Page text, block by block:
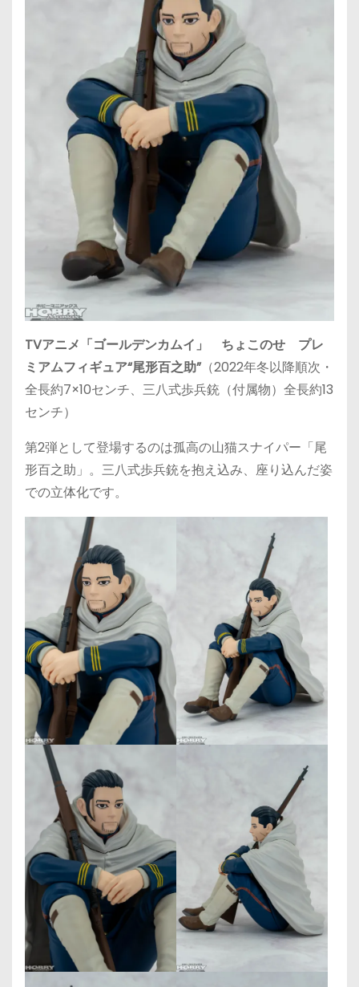
TVアニメ「ゴールデンカムイ」 ちょこのせ プレ
ミアムフィギュア“尾形百之助”（2022年冬以降順次・
全長約7×10センチ、三八式歩兵銃（付属物）全長約13
センチ）
第2弾として登場するのは孤高の山猫スナイパー「尾
形百之助」。三八式歩兵銃を抱え込み、座り込んだ姿
での立体化です。